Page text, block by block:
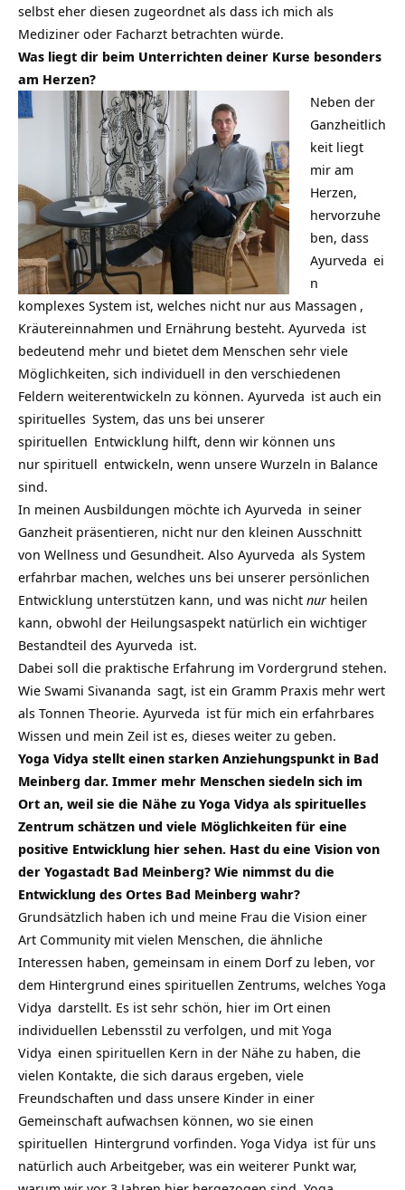
selbst eher diesen zugeordnet als dass ich mich als
Mediziner oder Facharzt betrachten würde.
Was liegt dir beim Unterrichten deiner Kurse besonders
am Herzen?
Neben der
Ganzheitlich
keit liegt
mir am
Herzen,
hervorzuhe
ben, dass
Ayurveda ei
n
komplexes System ist, welches nicht nur aus Massagen ,
Kräutereinnahmen und Ernährung besteht. Ayurveda ist
bedeutend mehr und bietet dem Menschen sehr viele
Möglichkeiten, sich individuell in den verschiedenen
Feldern weiterentwickeln zu können. Ayurveda ist auch ein
spirituelles System, das uns bei unserer
spirituellen Entwicklung hilft, denn wir können uns
nur spirituell entwickeln, wenn unsere Wurzeln in Balance
sind.
In meinen Ausbildungen möchte ich Ayurveda in seiner
Ganzheit präsentieren, nicht nur den kleinen Ausschnitt
von Wellness und Gesundheit. Also Ayurveda als System
erfahrbar machen, welches uns bei unserer persönlichen
Entwicklung unterstützen kann, und was nicht nurheilen
kann, obwohl der Heilungsaspekt natürlich ein wichtiger
Bestandteil des Ayurveda ist.
Dabei soll die praktische Erfahrung im Vordergrund stehen.
Wie Swami Sivananda sagt, ist ein Gramm Praxis mehr wert
als Tonnen Theorie. Ayurveda ist für mich ein erfahrbares
Wissen und mein Zeil ist es, dieses weiter zu geben.
Yoga Vidya stellt einen starken Anziehungspunkt in Bad
Meinberg dar. Immer mehr Menschen siedeln sich im
Ort an, weil sie die Nähe zu Yoga Vidya als spirituelles
Zentrum schätzen und viele Möglichkeiten für eine
positive Entwicklung hier sehen. Hast du eine Vision von
der Yogastadt Bad Meinberg? Wie nimmst du die
Entwicklung des Ortes Bad Meinberg wahr?
Grundsätzlich haben ich und meine Frau die Vision einer
Art Community mit vielen Menschen, die ähnliche
Interessen haben, gemeinsam in einem Dorf zu leben, vor
dem Hintergrund eines spirituellen Zentrums, welches Yoga
Vidya darstellt. Es ist sehr schön, hier im Ort einen
individuellen Lebensstil zu verfolgen, und mit Yoga
Vidya einen spirituellen Kern in der Nähe zu haben, die
vielen Kontakte, die sich daraus ergeben, viele
Freundschaften und dass unsere Kinder in einer
Gemeinschaft aufwachsen können, wo sie einen
spirituellen Hintergrund vorfinden. Yoga Vidya ist für uns
natürlich auch Arbeitgeber, was ein weiterer Punkt war,